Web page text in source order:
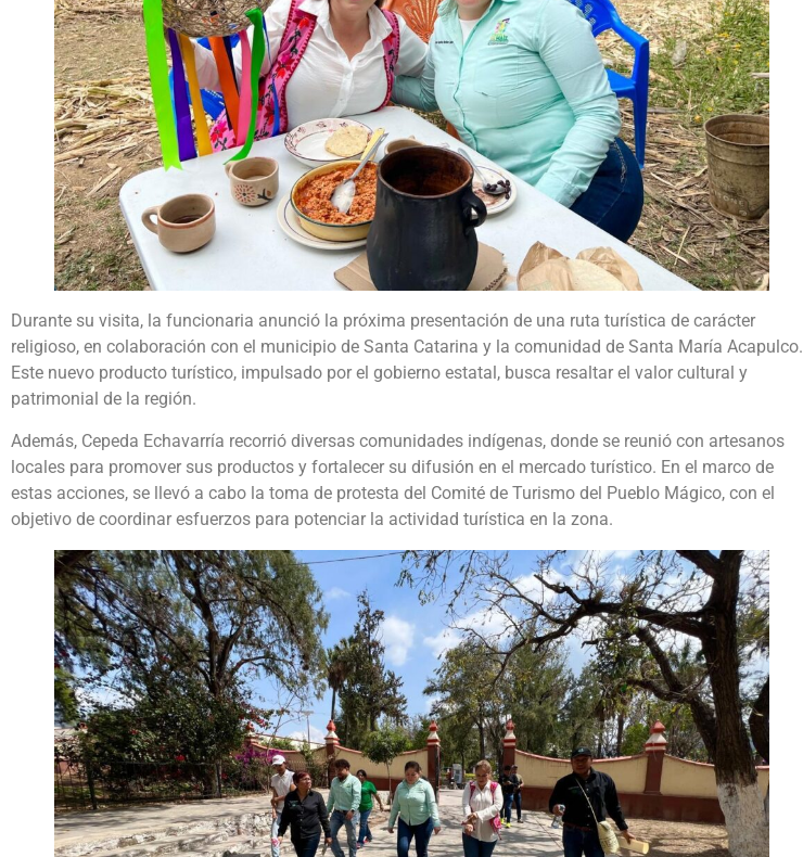
Durante su visita, la funcionaria anunció la próxima presentación de una ruta turística de carácter
religioso, en colaboración con el municipio de Santa Catarina y la comunidad de Santa María Acapulco.
Este nuevo producto turístico, impulsado por el gobierno estatal, busca resaltar el valor cultural y
patrimonial de la región.
Además, Cepeda Echavarría recorrió diversas comunidades indígenas, donde se reunió con artesanos
locales para promover sus productos y fortalecer su difusión en el mercado turístico. En el marco de
estas acciones, se llevó a cabo la toma de protesta del Comité de Turismo del Pueblo Mágico, con el
objetivo de coordinar esfuerzos para potenciar la actividad turística en la zona.